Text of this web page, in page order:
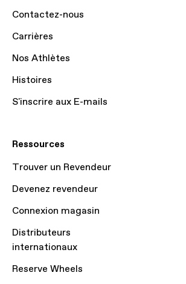
Contactez-nous
Carrières
Nos Athlètes
Histoires
S'inscrire aux E-mails
Ressources
Trouver un Revendeur
Devenez revendeur
Connexion magasin
Distributeurs
internationaux
Reserve Wheels